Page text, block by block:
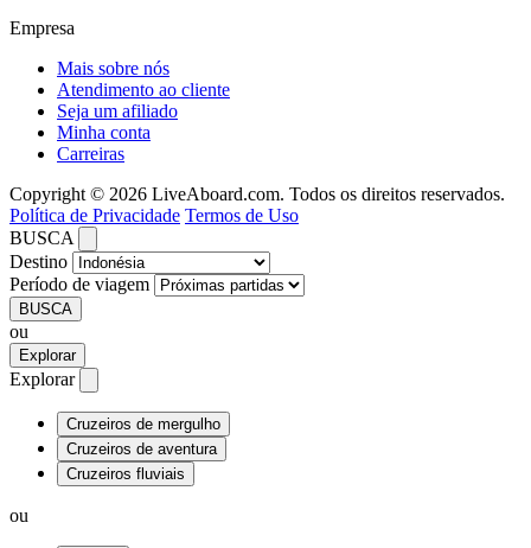
Empresa
Mais sobre nós
Atendimento ao cliente
Seja um afiliado
Minha conta
Carreiras
Copyright © 2026 LiveAboard.com. Todos os direitos reservados.
Política de Privacidade Termos de Uso
BUSCA
Destino
Período de viagem
BUSCA
ou
Explorar
Explorar
Cruzeiros de mergulho
Cruzeiros de aventura
Cruzeiros fluviais
ou